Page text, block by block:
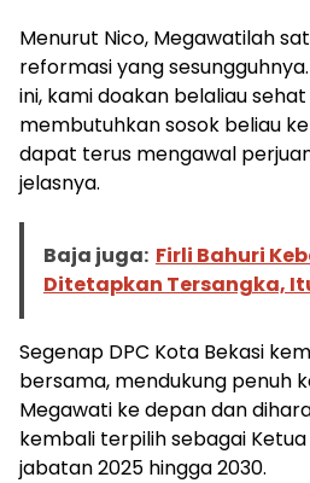
Menurut Nico, Megawatilah
reformasi yang
ini, kami doakan belaliau
membutuhkan sosok beliau
dapat terus mengawal
jelasnya.
Baja juga: Firli Bahuri
Ditetapkan Tersangka,
Segenap DPC Kota Bekasi
bersama, mendukung penuh
Megawati ke depan dan
kembali terpilih sebagai
jabatan 2025 hingga 2030.